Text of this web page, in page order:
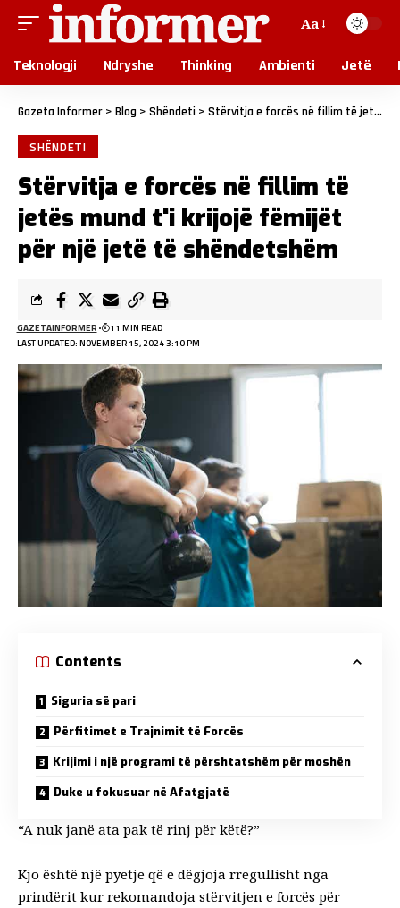
Aa
Teknologji Ndryshe Thinking Ambienti Jetë
Gazeta Informer > Blog > Shëndeti > Stërvitja e forcës në fillim të jetës mund t'i krijojë fëmijët për një jetë të shëndetshëm
SHËNDETI
Stërvitja e forcës në fillim të
jetës mund t'i krijojë fëmijët
për një jetë të shëndetshëm
LAST UPDATED: NOVEMBER 15, 2024 3:10 PM
GAZETAINFORMER 11 MIN READ
Contents
Siguria së pari
Përfitimet e Trajnimit të Forcës
Krijimi i një programi të përshtatshëm për moshën
Duke u fokusuar në Afatgjatë
“A nuk janë ata pak të rinj për këtë?”
Kjo është një pyetje që e dëgjoja rregullisht nga
prindërit kur rekomandoja stërvitjen e forcës për